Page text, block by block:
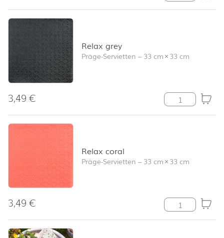
Relax grey
Präge-Servietten –33 cm×33 cm
3,49€ Relax grey
Relax coral
Präge-Servietten –33 cm×33 cm
3,49€ Relax coral